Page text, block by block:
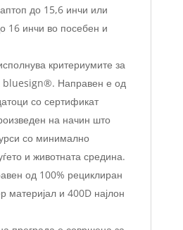
до 15,6 инчи или
16 инчи во посебен и
критериумите за
bluesign®. Направен е од
со сертификат
на начин што
со минимално
и животната средина.
од 100% рециклиран
материјал и 400D најлон